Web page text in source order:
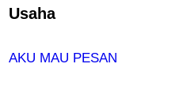
Usaha
AKU MAU PESAN